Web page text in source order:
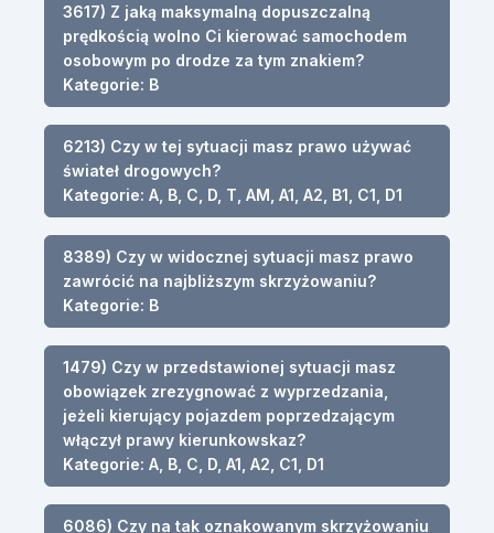
3617) Z jaką maksymalną dopuszczalną
prędkością wolno Ci kierować samochodem
osobowym po drodze za tym znakiem?
Kategorie: B
6213) Czy w tej sytuacji masz prawo używać
świateł drogowych?
Kategorie: A, B, C, D, T, AM, A1, A2, B1, C1, D1
8389) Czy w widocznej sytuacji masz prawo
zawrócić na najbliższym skrzyżowaniu?
Kategorie: B
1479) Czy w przedstawionej sytuacji masz
obowiązek zrezygnować z wyprzedzania,
jeżeli kierujący pojazdem poprzedzającym
włączył prawy kierunkowskaz?
Kategorie: A, B, C, D, A1, A2, C1, D1
6086) Czy na tak oznakowanym skrzyżowaniu